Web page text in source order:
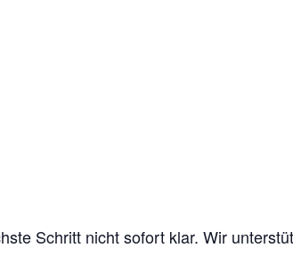
Schritt nicht sofort klar. Wir